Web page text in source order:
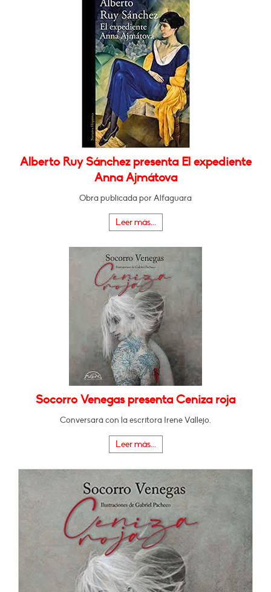
Alberto Ruy Sánchez presenta El expediente
Anna Ajmátova
Obra publicada por Alfaguara
Leer más...
Socorro Venegas presenta Ceniza roja
Conversará con la escritora Irene Vallejo.
Leer más...